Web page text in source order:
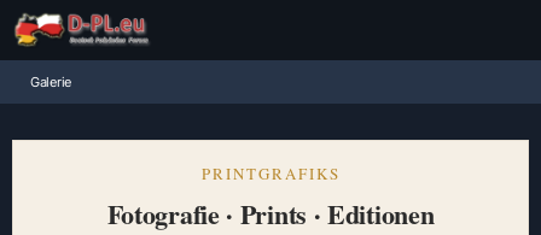
Galerie
PRINTGRAFIKS
Fotografie · Prints · Editionen